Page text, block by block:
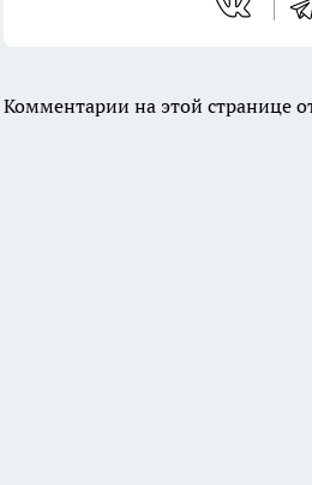
Комментарии на этой странице